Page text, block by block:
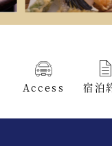
Access 宿泊